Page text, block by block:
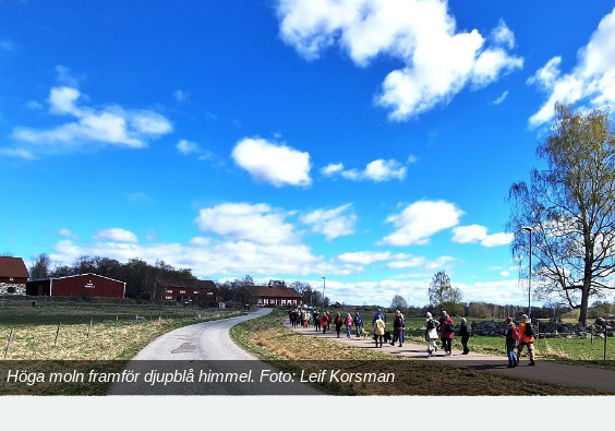
Höga moln framför djupblå himmel. Foto: Leif Korsman